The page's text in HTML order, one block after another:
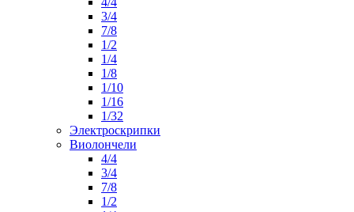
3/4
7/8
1/2
1/4
1/8
1/10
1/16
1/32
Электроскрипки
Виолончели
4/4
3/4
7/8
1/2